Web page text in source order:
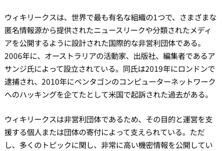
ウィキリークスは、世界で最も有名な組織の1つで、さまざまな
匿名情報源から提供されたニュースリークや分類されたメディ
アを公開するように設計された国際的な非営利団体である。
2006年に、オーストラリアの活動家、出版社、編集者であるア
サンジ氏によって設立されている。同氏は2019年にロンドンで
逮捕され、2010年にペンタゴンのコンピューターネットワーク
へのハッキングを企てたとして米国で起訴された過去がある。
ウィキリークスは非営利団体であるため、その目的と運営を支
援する個人または団体の寄付によって支えられている。ただ
し、多くのトピックに関し、非常に高い機密情報を公開してい